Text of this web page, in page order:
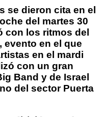
se dieron cita en el
del martes 30
con los ritmos del
evento en el que
en el mardi
con un gran
Band y de Israel
del sector Puerta